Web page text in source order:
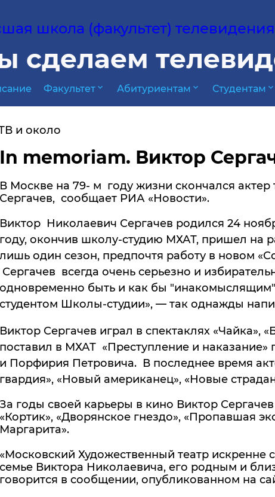
школа (факультет)
сделаем
Факультет expand_more Абитуриентам expand_more Студентам expand_more
и около
In memoriam. Виктор
В Москве на 79- м году жизни скончался
Сергачев, сообщает РИА «Новости».
Виктор Николаевич Сергачев родился 24
году, окончив школу-студию МХАТ, пришел на
лишь один сезон, предпочтя работу в новом
Сергачев всегда очень серьезно и
одновременно быть и как бы
студентом Школы-студии», — так однажды
Виктор Сергачев играл в спектаклях «Чайка»,
поставил в МХАТ «Преступление и
и Порфирия Петровича. В последнее время
гвардия», «Новый американец», «Новые
За годы своей карьеры в кино Виктор
«Кортик», «Дворянское гнездо», «Пропавшая
Маргарита».
«Московский Художественный театр
семье Виктора Николаевича, его родным и
говорится в сообщении, опубликованном на